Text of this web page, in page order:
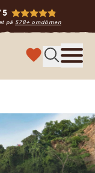
på 578+ omdömen